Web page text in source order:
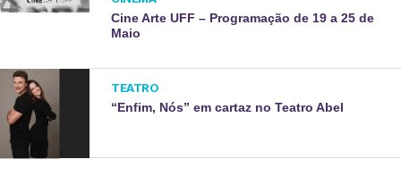
Cine Arte UFF – Programação de 19 a 25 de
Maio
TEATRO
“Enfim, Nós” em cartaz no Teatro Abel